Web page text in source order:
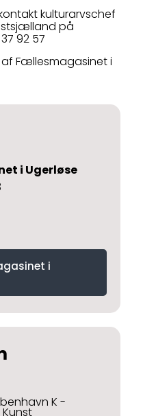
kulturarvschef
på
92 57
Fællesmagasinet i
i Ugerløse
i
K -